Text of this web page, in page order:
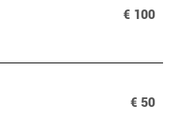
€ 100
€ 50